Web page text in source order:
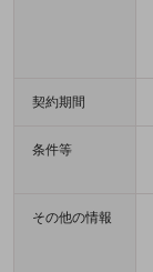
契約期間
条件等
その他の情報